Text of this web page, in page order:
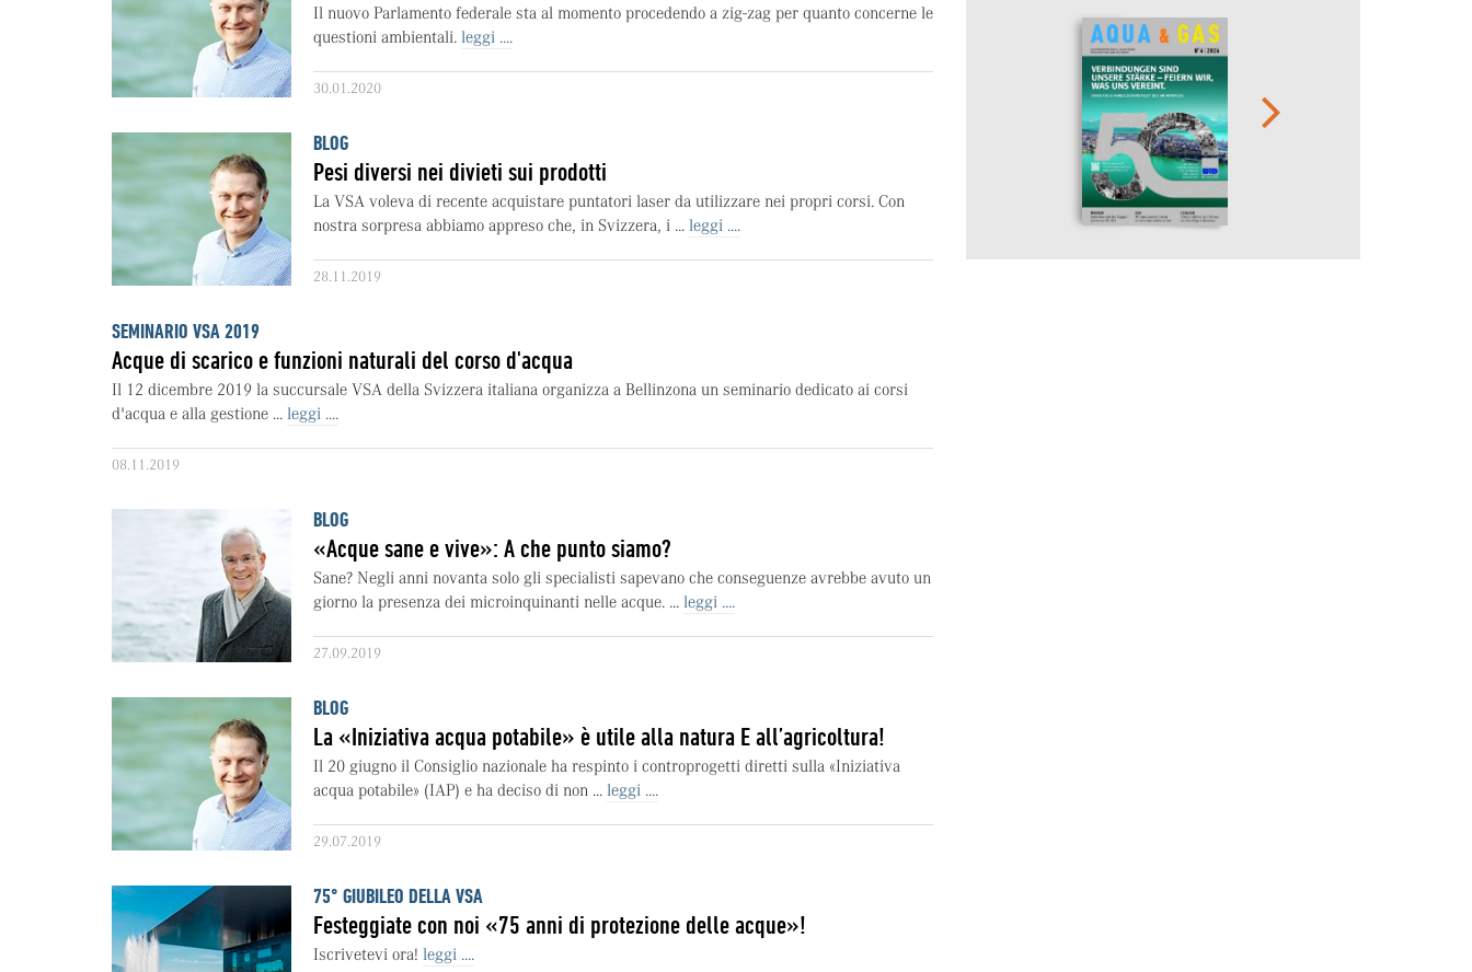
Il nuovo Parlamento federale sta al momento procedendo a zig-zag per quanto concerne le
questioni ambientali. leggi ....
30.01.2020
BLOG
Pesi diversi nei divieti sui prodotti
La VSA voleva di recente acquistare puntatori laser da utilizzare nei propri corsi. Con
nostra sorpresa abbiamo appreso che, in Svizzera, i ... leggi ....
28.11.2019
SEMINARIO VSA 2019
Acque di scarico e funzioni naturali del corso d'acqua
Il 12 dicembre 2019 la succursale VSA della Svizzera italiana organizza a Bellinzona un seminario dedicato ai corsi
d'acqua e alla gestione ... leggi ....
08.11.2019
BLOG
«Acque sane e vive»: A che punto siamo?
Sane? Negli anni novanta solo gli specialisti sapevano che conseguenze avrebbe avuto un
giorno la presenza dei microinquinanti nelle acque. ... leggi ....
27.09.2019
BLOG
La «Iniziativa acqua potabile» è utile alla natura E all’agricoltura!
Il 20 giugno il Consiglio nazionale ha respinto i controprogetti diretti sulla «Iniziativa
acqua potabile» (IAP) e ha deciso di non ... leggi ....
29.07.2019
75° GIUBILEO DELLA VSA
Festeggiate con noi «75 anni di protezione delle acque»!
Iscrivetevi ora! leggi ....